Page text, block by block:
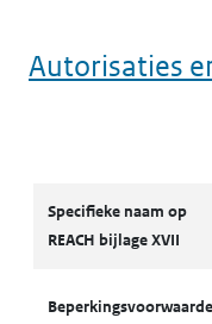
Autorisaties
Specifieke naam op
REACH bijlage XVII